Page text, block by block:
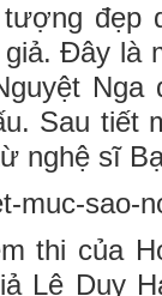
đẹp
Đây là
Sau tiết
nghệ sĩ
thi của
Lê Duy